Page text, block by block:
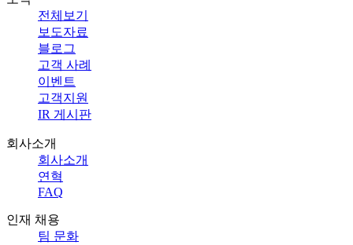
전체보기
보도자료
블로그
고객 사례
이벤트
고객지원
IR 게시판
회사소개
회사소개
연혁
FAQ
인재 채용
팀 문화